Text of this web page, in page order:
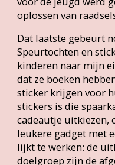
naschoolse opvang. Ook
uitleencijfers simpelweg
na de coronadip.
stickeractie sowieso een
leuke contact dat we
als ze naar de balie
halen.